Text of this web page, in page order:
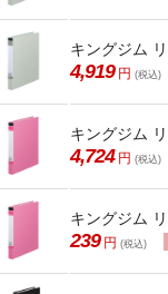
キングジム
4,919 円 (税込)
キングジム
4,724 円 (税込)
キングジム
239 円 (税込)